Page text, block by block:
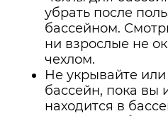
убрать после
бассейном.
ни взрослые не
чехлом.
Не укрывайте
бассейн, пока вы
находится в